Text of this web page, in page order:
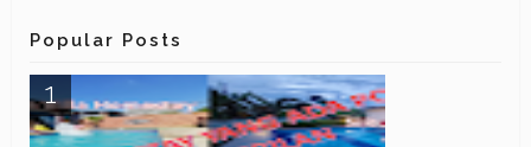
Popular Posts